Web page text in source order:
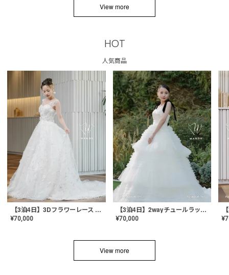
View more
HOT
人気商品
【3泊4日】3Dフラワーレース ドレス〈PD-WDOR-331〉
¥70,000
【3泊4日】2wayチュールラッフルドレス〈PD-WDOR-341RTL〉
¥70,000 ¥
View more